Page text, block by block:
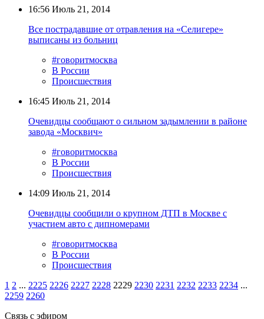
16:56 Июль 21, 2014
Все пострадавшие от отравления на «Селигере»
выписаны из больниц
#говоритмосква
В России
Происшествия
16:45 Июль 21, 2014
Очевидцы сообщают о сильном задымлении в районе
завода «Москвич»
#говоритмосква
В России
Происшествия
14:09 Июль 21, 2014
Очевидцы сообщили о крупном ДТП в Москве с
участием авто с дипномерами
#говоритмосква
В России
Происшествия
1 2 ... 2225 2226 2227 2228 2229 2230 2231 2232 2233 2234 ...
2259 2260
Связь с эфиром